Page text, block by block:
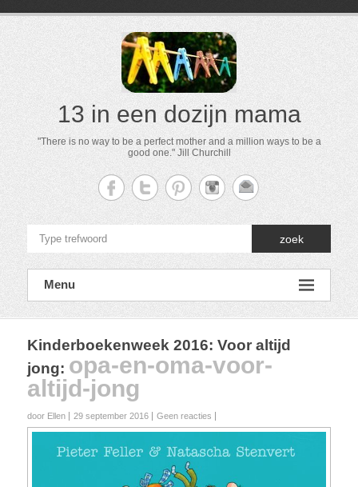
13 in een dozijn mama
"There is no way to be a perfect mother and a million ways to be a
good one." Jill Churchill
zoek
Menu
Kinderboekenweek 2016: Voor altijd
jong: opa-en-oma-voor-
altijd-jong
door Ellen 29 september 2016 Geen reacties